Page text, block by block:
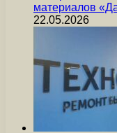
материалов
22.05.2026